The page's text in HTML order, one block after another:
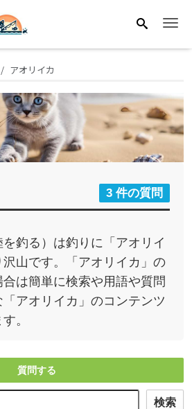
アオリイカ
3 件の質問
釣る）は釣りに「アオリイ
山です。「アオリイカ」の
は簡単に検索や用語や質問
アオリイカ」のコンテンツ
。
質問する
検索